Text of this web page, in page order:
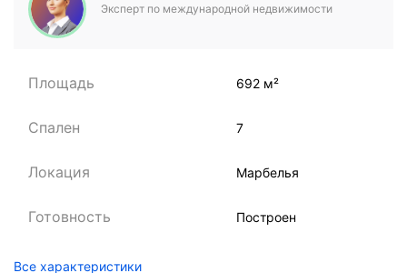
Эксперт по международной недвижимости
Площадь 692 м²
Спален 7
Локация Марбелья
Готовность Построен
Все характеристики